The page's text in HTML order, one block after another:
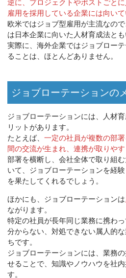
逆に、プロジェクトやポストごと
雇用を採用している企業には向い
欧米ではジョブ型雇用が主流なの
は日本企業に向いた人材育成法とも
実際に、海外企業ではジョブロー
ることは、ほとんどありません。
ジョブローテーションの
ジョブローテーションには、人材
リットがあります。
たとえば、 一定の社員が複数の部
間の交流が生まれ、連携が取りや
部署を横断し、会社全体で取り組
いて、ジョブローテーションを経
を果たしてくれるでしょう。
ほかにも、ジョブローテーションは
ながります。
特定の社員が長年同じ業務に携わ
分からない、対処できない属人的
ちです。
ジョブローテーションには、業務
せることで、知識やノウハウを社
す。